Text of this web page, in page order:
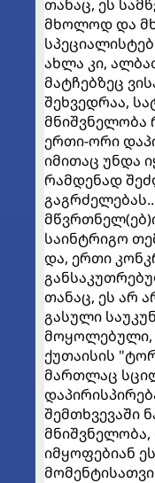
თანაც, ეს
მხოლოდ და
ახლა კი,
მატჩებზეც
შეხვედრაა,
მნიშვნელობა
ერთი-ორი
იმითაც უნდა
რამდენად
საინტრიგო
და, ერთი
თანაც, ეს არ
გასული
მოყოლებული,
ქუთაისის
მართლაც
შემთხვევაში
იმყოფებიან